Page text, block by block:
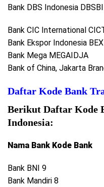
Bank DBS Indonesia
Bank CIC International
Bank Ekspor Indonesia
Bank Mega MEGAIDJA
Bank of China, Jakarta
Daftar Kode Bank
Berikut Daftar Kode
Indonesia:
Nama Bank Kode Bank
Bank BNI 9
Bank Mandiri 8